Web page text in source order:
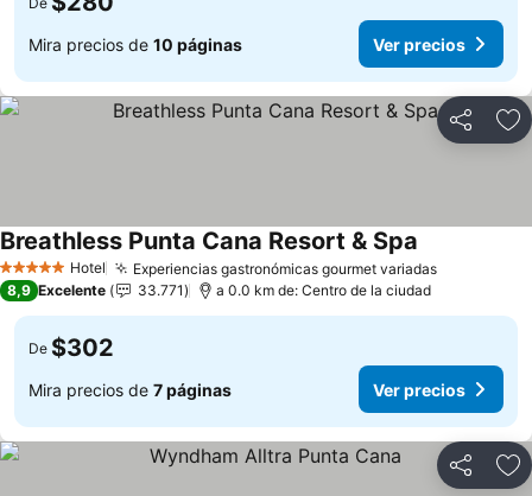
Mira precios de 10 páginas Ver precios
Compartir
5 Estrellas Hotel Experiencias gastronómicas gourmet variadas
Breathless Punta Cana Resort & Spa
8,9 Excelente 33.771 a 0.0 km de: Centro de la ciudad
De $302
Mira precios de 7 páginas Ver precios
Compartir